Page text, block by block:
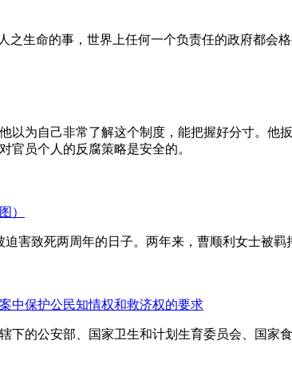
之生命的事，世界上任何一个负责任的政府都会
以为自己非常了解这个制度，能把握好分寸。
官员个人的反腐策略是安全的。
）
迫害致死两周年的日子。两年来，曹顺利女士被
中保护公民知情权和救济权的要求
下的公安部、国家卫生和计划生育委员会、国